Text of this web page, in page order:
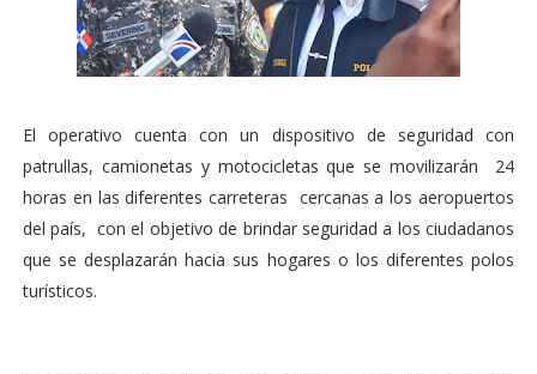
El operativo cuenta con un dispositivo de seguridad con
patrullas, camionetas y motocicletas que se movilizarán 24
horas en las diferentes carreteras cercanas a los aeropuertos
del país, con el objetivo de brindar seguridad a los ciudadanos
que se desplazarán hacia sus hogares o los diferentes polos
turísticos.